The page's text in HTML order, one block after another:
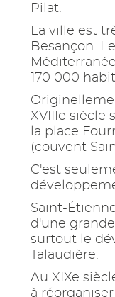
Pilat.
La ville est
Besançon.
170 000
XVIIIe siècle
la place
(couvent
C'est
Saint-
d'une
surtout le
Talaudière.
Au XIXe
à